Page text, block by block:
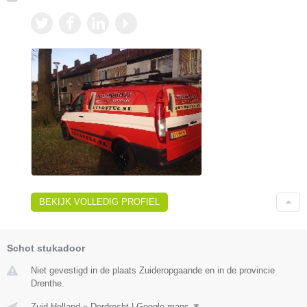
BEKIJK VOLLEDIG PROFIEL
Schot stukadoor
Niet gevestigd in de plaats Zuideropgaande en in de provincie
Drenthe.